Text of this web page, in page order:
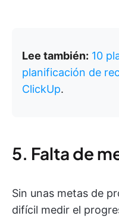
Lee también: 10
planificación de
ClickUp.
5. Falta de
Sin unas metas de
difícil medir el